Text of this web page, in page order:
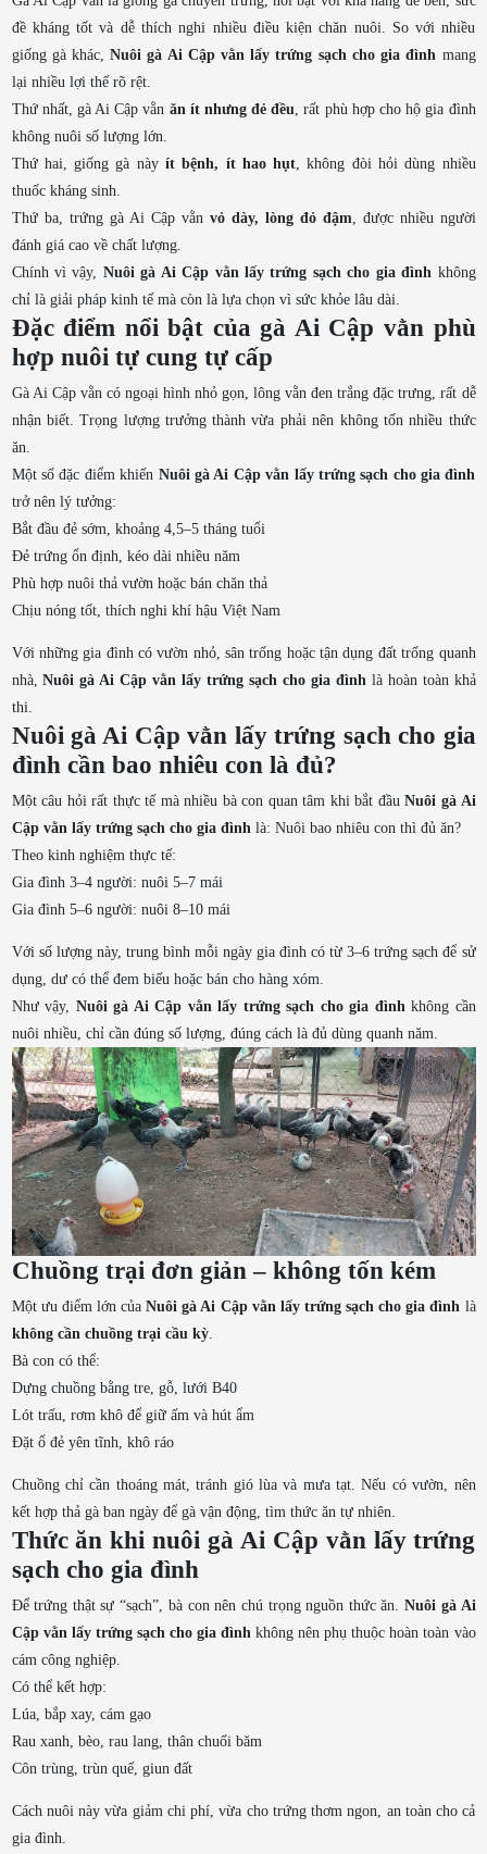
đề kháng tốt và dễ thích nghi nhiều điều kiện chăn nuôi. So với nhiều
giống gà khác,Nuôi gà Ai Cập vằn lấy trứng sạch cho gia đình mang
lại nhiều lợi thế rõ rệt.
Thứ nhất, gà Ai Cập vằn ăn ít nhưng đẻ đều, rất phù hợp cho hộ gia đình
không nuôi số lượng lớn.
Thứ hai, giống gà này ít bệnh, ít hao hụt, không đòi hỏi dùng nhiều
thuốc kháng sinh.
Thứ ba, trứng gà Ai Cập vằn vỏ dày, lòng đỏ đậm, được nhiều người
đánh giá cao về chất lượng.
Chính vì vậy, Nuôi gà Ai Cập vằn lấy trứng sạch cho gia đình không
chỉ là giải pháp kinh tế mà còn là lựa chọn vì sức khỏe lâu dài.
Đặc điểm nổi bật của gà Ai Cập vằn phù
hợp nuôi tự cung tự cấp
Gà Ai Cập vằn có ngoại hình nhỏ gọn, lông vằn đen trắng đặc trưng, rất dễ
nhận biết. Trọng lượng trưởng thành vừa phải nên không tốn nhiều thức
ăn.
Một số đặc điểm khiến Nuôi gà Ai Cập vằn lấy trứng sạch cho gia đình
trở nên lý tưởng:
Bắt đầu đẻ sớm, khoảng 4,5–5 tháng tuổi
Đẻ trứng ổn định, kéo dài nhiều năm
Phù hợp nuôi thả vườn hoặc bán chăn thả
Chịu nóng tốt, thích nghi khí hậu Việt Nam
Với những gia đình có vườn nhỏ, sân trống hoặc tận dụng đất trống quanh
nhà,Nuôi gà Ai Cập vằn lấy trứng sạch cho gia đìnhlà hoàn toàn khả
thi.
Nuôi gà Ai Cập vằn lấy trứng sạch cho gia
đình cần bao nhiêu con là đủ?
Một câu hỏi rất thực tế mà nhiều bà con quan tâm khi bắt đầuNuôi gà Ai
Cập vằn lấy trứng sạch cho gia đìnhlà: Nuôi bao nhiêu con thì đủ ăn?
Theo kinh nghiệm thực tế:
Gia đình 3–4 người: nuôi 5–7 mái
Gia đình 5–6 người: nuôi 8–10 mái
Với số lượng này, trung bình mỗi ngày gia đình có từ 3–6 trứng sạch để sử
dụng, dư có thể đem biếu hoặc bán cho hàng xóm.
Như vậy, Nuôi gà Ai Cập vằn lấy trứng sạch cho gia đìnhkhông cần
nuôi nhiều, chỉ cần đúng số lượng, đúng cách là đủ dùng quanh năm.
Chuồng trại đơn giản – không tốn kém
Một ưu điểm lớn củaNuôi gà Ai Cập vằn lấy trứng sạch cho gia đình là
không cần chuồng trại cầu kỳ.
Bà con có thể:
Dựng chuồng bằng tre, gỗ, lưới B40
Lót trấu, rơm khô để giữ ấm và hút ẩm
Đặt ổ đẻ yên tĩnh, khô ráo
Chuồng chỉ cần thoáng mát, tránh gió lùa và mưa tạt. Nếu có vườn, nên
kết hợp thả gà ban ngày để gà vận động, tìm thức ăn tự nhiên.
Thức ăn khi nuôi gà Ai Cập vằn lấy trứng
sạch cho gia đình
Để trứng thật sự “sạch”, bà con nên chú trọng nguồn thức ăn.Nuôi gà Ai
Cập vằn lấy trứng sạch cho gia đình không nên phụ thuộc hoàn toàn vào
cám công nghiệp.
Có thể kết hợp:
Lúa, bắp xay, cám gạo
Rau xanh, bèo, rau lang, thân chuối băm
Côn trùng, trùn quế, giun đất
Cách nuôi này vừa giảm chi phí, vừa cho trứng thơm ngon, an toàn cho cả
gia đình.